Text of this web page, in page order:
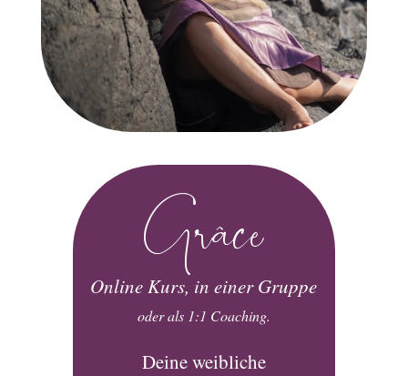
Grâce
Online Kurs, in einer Gruppe
oder als 1:1 Coaching.
Deine weibliche